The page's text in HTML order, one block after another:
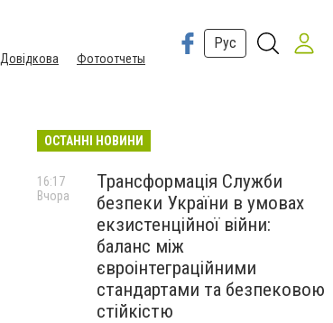
Довідкова Фотоотчеты
Рус
ОСТАННІ НОВИНИ
Трансформація Служби
безпеки України в умовах
екзистенційної війни:
баланс між
євроінтеграційними
стандартами та безпековою
стійкістю
16:17
Вчора